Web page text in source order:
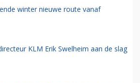
winter nieuwe route vanaf
KLM Erik Swelheim aan de slag